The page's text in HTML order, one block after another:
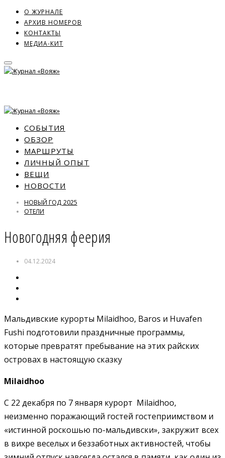
О ЖУРНАЛЕ
АРХИВ НОМЕРОВ
КОНТАКТЫ
МЕДИА-КИТ
СОБЫТИЯ
ОБЗОР
МАРШРУТЫ
ЛИЧНЫЙ ОПЫТ
ВЕЩИ
НОВОСТИ
НОВЫЙ ГОД 2025
ОТЕЛИ
Новогодняя феерия
04.12.2024
Мальдивские курорты Milaidhoo, Baros и Huvafen
Fushi подготовили праздничные программы,
которые превратят пребывание на этих райских
островах в настоящую сказку
Milaidhoo
С 22 декабря по 7 января курорт Milaidhoo,
неизменно поражающий гостей гостеприимством и
«истинной роскошью по-мальдивски», закружит всех
в вихре веселых и беззаботных активностей, чтобы